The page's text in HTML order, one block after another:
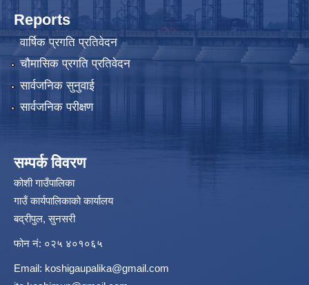
Reports
वार्षिक प्रगति प्रतिवेदन
चौमासिक प्रगति प्रतिवेदन
सार्वजनिक सुनुवाई
सार्वजनिक परीक्षण
सम्पर्क विवरण
कोशी गाउँपालिका
गाउँ कार्यपालिकाको कार्यालय
बद्रीपुल, सुनसरी
फोन नं: ०२५ ४०१०६५
Email: koshigaupalika@gmail.com